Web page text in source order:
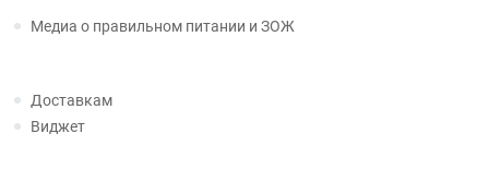
Медиа о правильном питании и ЗОЖ
Доставкам
Виджет